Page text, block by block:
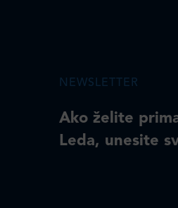
NEWSLETTER
Ako želite
Leda, unesite